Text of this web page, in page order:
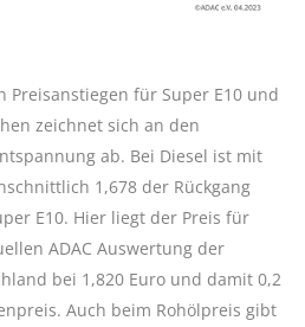
Preisanstiegen für Super E10 und
zeichnet sich an den
ab. Bei Diesel ist mit
1,678 der Rückgang
E10. Hier liegt der Preis für
ADAC Auswertung der
bei 1,820 Euro und damit 0,2
Auch beim Rohölpreis gibt